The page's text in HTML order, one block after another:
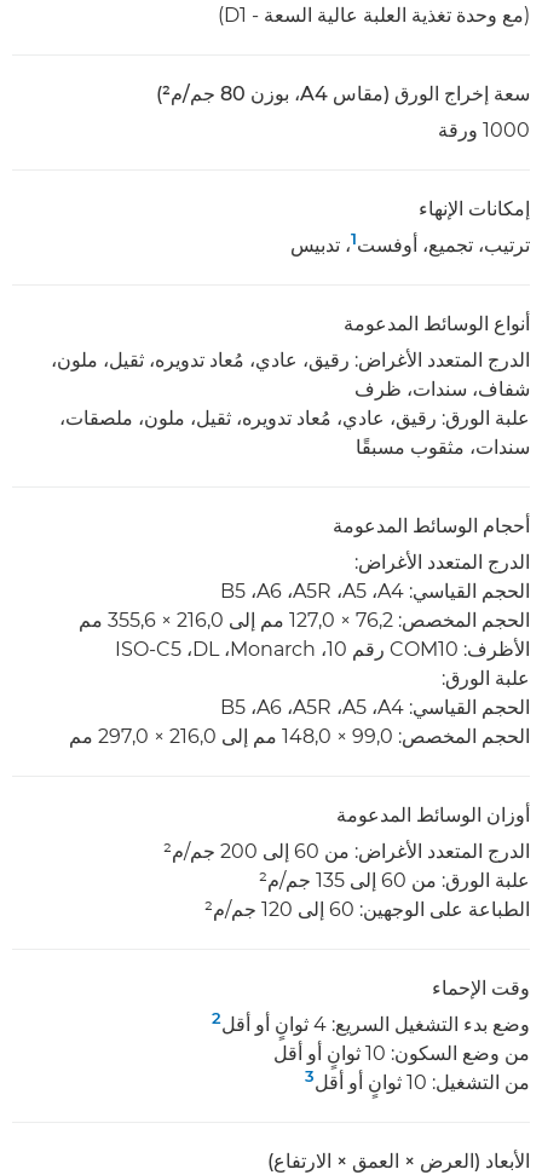
(مع وحدة تغذية العلبة عالية السعة - D1)
سعة إخراج الورق (مقاس A4، بوزن 80 جم/م²)
1000 ورقة
إمكانات الإنهاء
ترتيب، تجميع، أوفست1، تدبيس
أنواع الوسائط المدعومة
الدرج المتعدد الأغراض: رقيق، عادي، مُعاد تدويره، ثقيل، ملون،
شفاف، سندات، ظرف
علبة الورق: رقيق، عادي، مُعاد تدويره، ثقيل، ملون، ملصقات،
سندات، مثقوب مسبقًا
أحجام الوسائط المدعومة
الدرج المتعدد الأغراض:
الحجم القياسي: A4‏، A5‏، A5R‏، A6‏، B5
الحجم المخصص: 76,2 × 127,0 مم إلى 216,0 × 355,6 مم
الأظرف: COM10 رقم 10، Monarch،‏ DL،‏ ISO-C5
علبة الورق:
الحجم القياسي: A4‏، A5‏، A5R‏، A6‏، B5
الحجم المخصص: 99,0 ×‏ 148,0 مم إلى 216,0 ×‏ 297,0 مم
أوزان الوسائط المدعومة
الدرج المتعدد الأغراض: من 60 إلى 200 جم/م²
علبة الورق: من 60 إلى 135 جم/م²
الطباعة على الوجهين: 60 إلى 120 جم/م²
وقت الإحماء
وضع بدء التشغيل السريع: 4 ثوانٍ أو أقل
2
من وضع السكون: 10 ثوانٍ أو أقل
من التشغيل: 10 ثوانٍ أو أقل
3
الأبعاد (العرض × العمق × الارتفاع)